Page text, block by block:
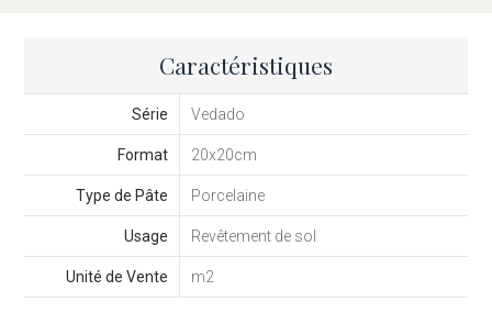
Caractéristiques
Série Vedado
Format 20x20cm
Type de Pâte Porcelaine
Usage Revêtement de sol
Unité de Vente m2